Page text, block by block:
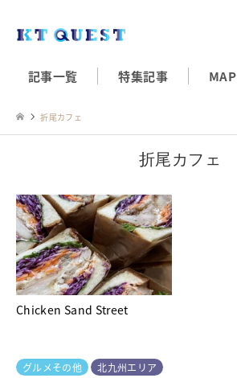
記事一覧 特集記事 MAP
折尾カフェ
折尾カフェ
Chicken Sand Street
グルメその他
北九州エリア